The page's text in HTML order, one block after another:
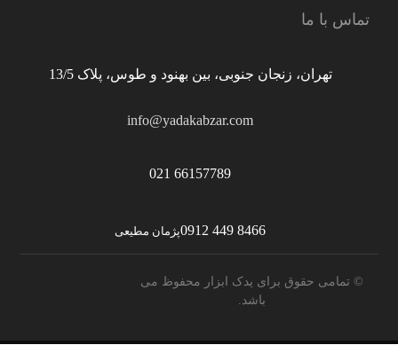
تماس با ما
تهران، زنجان جنوبی، بین بهنود و طوس، پلاک 13/5
info@yadakabzar.com
66157789 021
8466 449 0912 پژمان مطیعی
© تمامی حقوق برای یدک ابزار محفوظ می
باشد.